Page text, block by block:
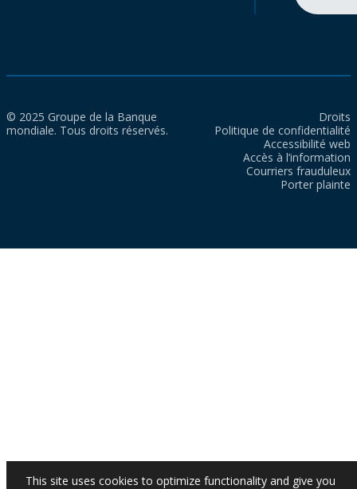
© 2025 Groupe de la Banque
mondiale. Tous droits réservés.
Droits
Politique de confidentialité
Accessibilité web
Accès à l’information
Courriers frauduleux
Porter plainte
This site uses cookies to optimize functionality and give you